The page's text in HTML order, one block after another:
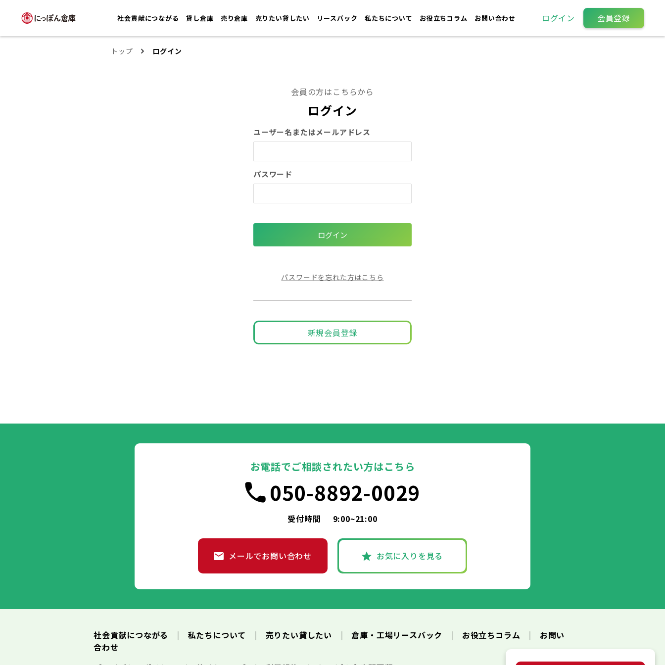
社会貢献につながる 貸し倉庫 売り倉庫 売りたい貸したい リースバック 私たちについて お役立ちコラム お問い合わせ ログイン 会員登録
トップ ログイン
会員の方はこちらから
ログイン
ユーザー名またはメールアドレス
パスワード
パスワードを忘れた方はこちら
新規会員登録
お電話でご相談されたい方はこちら
050-8892-0029
受付時間 9:00~21:00
メールでお問い合わせ お気に入りを見る
社会貢献につながる 私たちについて 売りたい貸したい 倉庫・工場リースバック お役立ちコラム
お問い
合わせ